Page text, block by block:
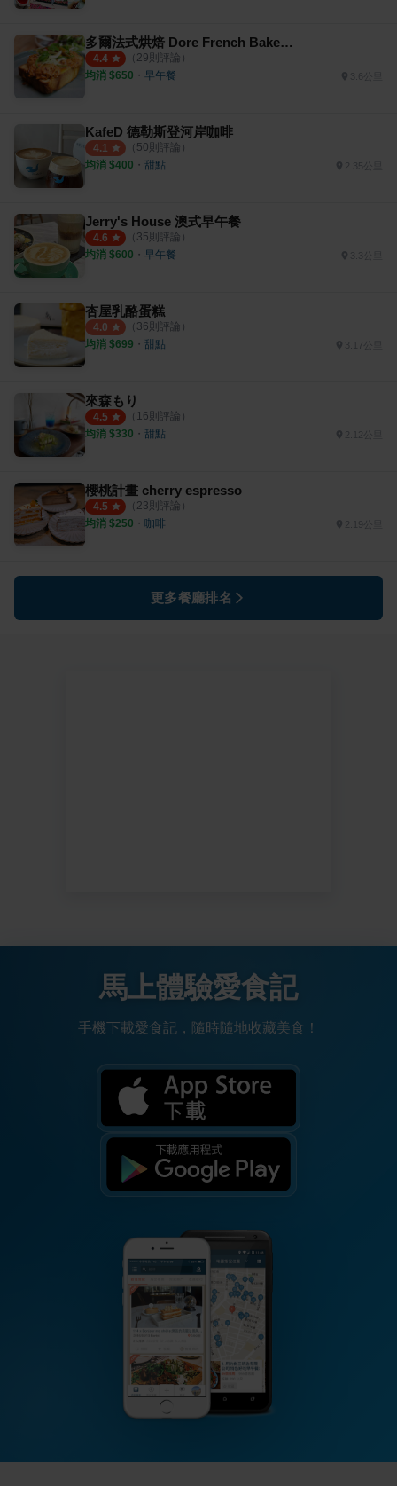
多爾法式烘焙 Dore French Bakehouse
4.4 （ 29則評論）
均消 $650 ・ 早午餐
KafeD 德勒斯登河岸咖啡
4.1 （ 50則評論）
均消 $400 ・ 甜點 2.35公里
Jerry's House 澳式早午餐
4.6 （ 35則評論）
均消 $600 ・ 早午餐
杏屋乳酪蛋糕
4.0 （ 36則評論）
均消 $699 ・ 甜點
來森もり
4.5 （ 16則評論）
均消 $330 ・ 甜點
櫻桃計畫 cherry espresso
4.5 （ 23則評論）
均消 $250 ・ 咖啡
更多餐廳排名
馬上體驗愛食記
手機下載愛食記，隨時隨地收藏美食！